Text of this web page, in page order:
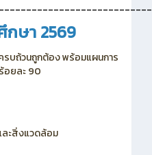
กษา 2569
บถ้วนถูกต้อง พร้อมแผนการ
อยละ 90
ละสิ่งแวดล้อม